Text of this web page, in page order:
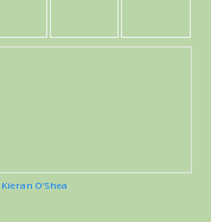
Kieran O'Shea